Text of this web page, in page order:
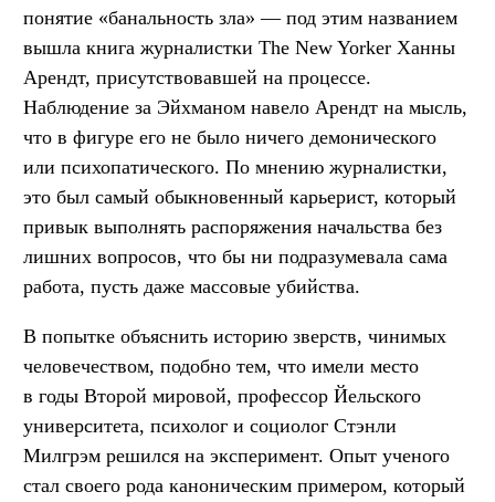
понятие «банальность зла» — под этим названием
вышла книга журналистки The New Yorker Ханны
Арендт, присутствовавшей на процессе.
Наблюдение за Эйхманом навело Арендт на мысль,
что в фигуре его не было ничего демонического
или психопатического. По мнению журналистки,
это был самый обыкновенный карьерист, который
привык выполнять распоряжения начальства без
лишних вопросов, что бы ни подразумевала сама
работа, пусть даже массовые убийства.
В попытке объяснить историю зверств, чинимых
человечеством, подобно тем, что имели место
в годы Второй мировой, профессор Йельского
университета, психолог и социолог Стэнли
Милгрэм решился на эксперимент. Опыт ученого
стал своего рода каноническим примером, который